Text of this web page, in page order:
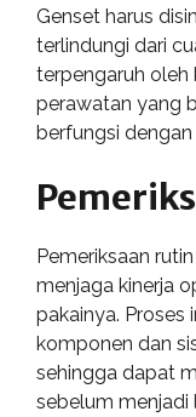
Genset harus
terlindungi dari
terpengaruh oleh
perawatan yang
berfungsi
Pemeriksaan
menjaga kinerja
pakainya. Proses
komponen dan
sehingga dapat
sebelum menjadi